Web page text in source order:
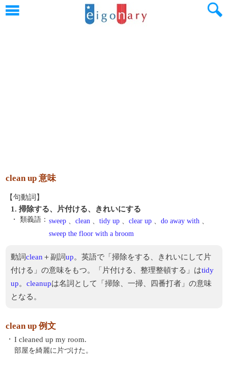
clean up 意味
【句動詞】
1. 掃除する、片付ける、きれいにする
・ 類義語： sweep 、 clean 、 tidy up 、 clear up 、 do away with 、
sweep the floor with a broom
動詞clean ＋副詞up。英語で「掃除をする、きれいにして片
付ける」の意味をもつ。「片付ける、整理整頓する」はtidy
up。 cleanupは名詞として「掃除、一掃、四番打者」の意味
となる。
clean up 例文
・ I cleaned up my room.
部屋を綺麗に片づけた。